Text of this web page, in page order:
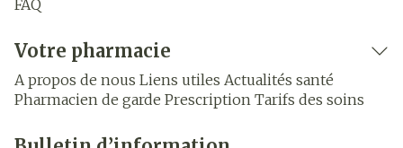
FAQ
Votre pharmacie
A propos de nous Liens utiles Actualités santé
Pharmacien de garde Prescription Tarifs des soins